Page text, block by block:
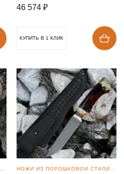
46 574 ₽
КУПИТЬ В 1 КЛИК